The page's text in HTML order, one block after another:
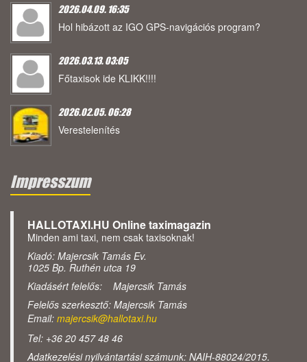
2026.04.09. 16:35
Hol hibázott az IGO GPS-navigációs program?
2026.03.13. 03:05
Főtaxisok ide KLIKK!!!!
2026.02.05. 06:28
Verestelenítés
Impresszum
HALLOTAXI.HU Online taximagazin
Minden ami taxi, nem csak taxisoknak!
Kiadó: Majercsik Tamás Ev.
1025 Bp. Ruthén utca 19
Kiadásért felelős: Majercsik Tamás
Felelős szerkesztő: Majercsik Tamás
Email: majercsik@hallotaxi.hu
Tel: +36 20 457 48 46
Adatkezelési nyilvántartási számunk: NAIH-88024/2015.